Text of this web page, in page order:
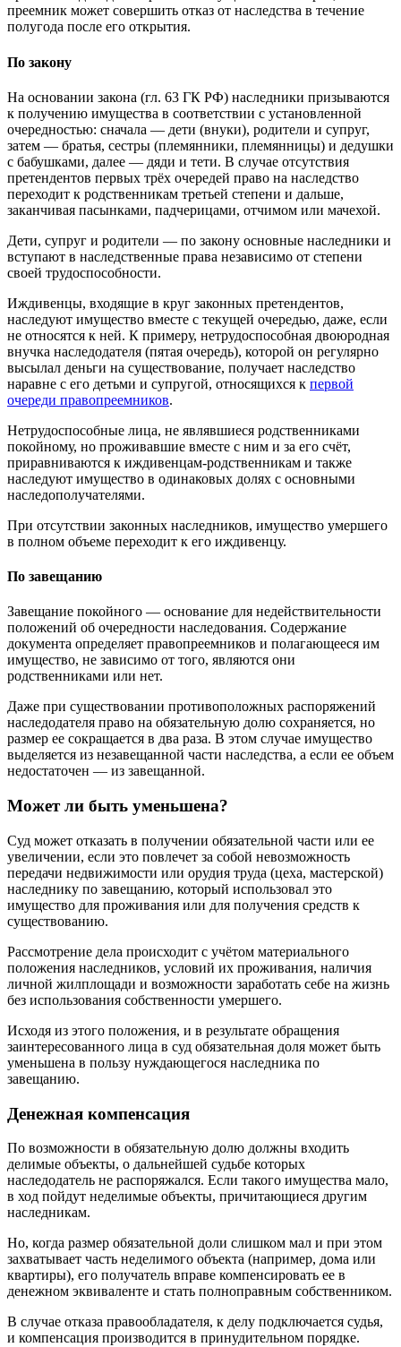
преемник может совершить отказ от наследства в течение
полугода после его открытия.
По закону
На основании закона (гл. 63 ГК РФ) наследники призываются
к получению имущества в соответствии с установленной
очередностью: сначала — дети (внуки), родители и супруг,
затем — братья, сестры (племянники, племянницы) и дедушки
с бабушками, далее — дяди и тети. В случае отсутствия
претендентов первых трёх очередей право на наследство
переходит к родственникам третьей степени и дальше,
заканчивая пасынками, падчерицами, отчимом или мачехой.
Дети, супруг и родители — по закону основные наследники и
вступают в наследственные права независимо от степени
своей трудоспособности.
Иждивенцы, входящие в круг законных претендентов,
наследуют имущество вместе с текущей очередью, даже, если
не относятся к ней. К примеру, нетрудоспособная двоюродная
внучка наследодателя (пятая очередь), которой он регулярно
высылал деньги на существование, получает наследство
наравне с его детьми и супругой, относящихся к первой
очереди правопреемников.
Нетрудоспособные лица, не являвшиеся родственниками
покойному, но проживавшие вместе с ним и за его счёт,
приравниваются к иждивенцам-родственникам и также
наследуют имущество в одинаковых долях с основными
наследополучателями.
При отсутствии законных наследников, имущество умершего
в полном объеме переходит к его иждивенцу.
По завещанию
Завещание покойного — основание для недействительности
положений об очередности наследования. Содержание
документа определяет правопреемников и полагающееся им
имущество, не зависимо от того, являются они
родственниками или нет.
Даже при существовании противоположных распоряжений
наследодателя право на обязательную долю сохраняется, но
размер ее сокращается в два раза. В этом случае имущество
выделяется из незавещанной части наследства, а если ее объем
недостаточен ― из завещанной.
Может ли быть уменьшена?
Суд может отказать в получении обязательной части или ее
увеличении, если это повлечет за собой невозможность
передачи недвижимости или орудия труда (цеха, мастерской)
наследнику по завещанию, который использовал это
имущество для проживания или для получения средств к
существованию.
Рассмотрение дела происходит с учётом материального
положения наследников, условий их проживания, наличия
личной жилплощади и возможности заработать себе на жизнь
без использования собственности умершего.
Исходя из этого положения, и в результате обращения
заинтересованного лица в суд обязательная доля может быть
уменьшена в пользу нуждающегося наследника по
завещанию.
Денежная компенсация
По возможности в обязательную долю должны входить
делимые объекты, о дальнейшей судьбе которых
наследодатель не распоряжался. Если такого имущества мало,
в ход пойдут неделимые объекты, причитающиеся другим
наследникам.
Но, когда размер обязательной доли слишком мал и при этом
захватывает часть неделимого объекта (например, дома или
квартиры), его получатель вправе компенсировать ее в
денежном эквиваленте и стать полноправным собственником.
В случае отказа правообладателя, к делу подключается судья,
и компенсация производится в принудительном порядке.